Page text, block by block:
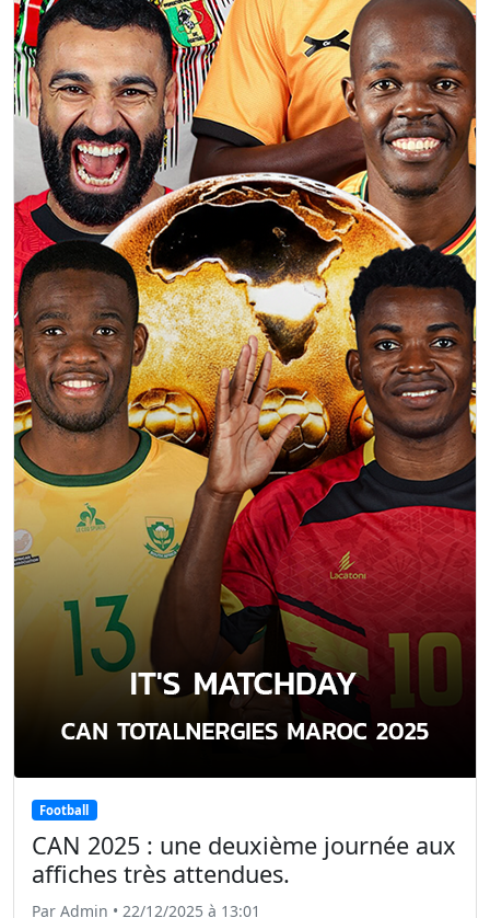
Football
CAN 2025 : une deuxième journée aux
affiches très attendues.
Par Admin • 22/12/2025 à 13:01